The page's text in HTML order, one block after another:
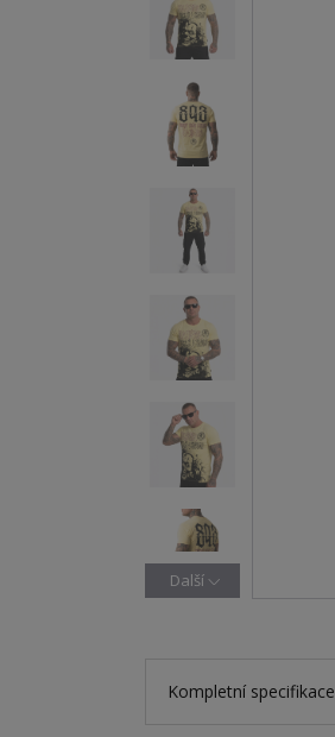
Další
Kompletní specifikace